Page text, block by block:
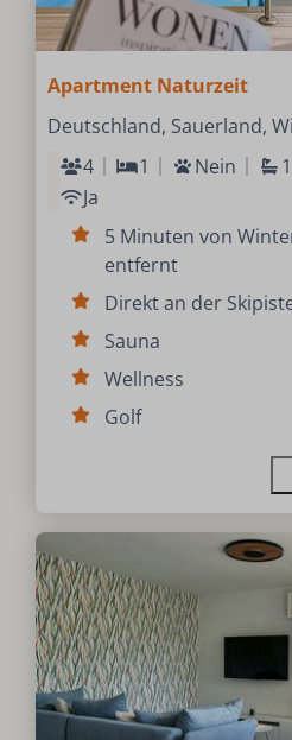
Apartment Naturzeit
Deutschland, Sauerland,
4
1 Nein 1
Ja
5 Minuten von
entfernt
Direkt an der
Sauna
Wellness
Golf